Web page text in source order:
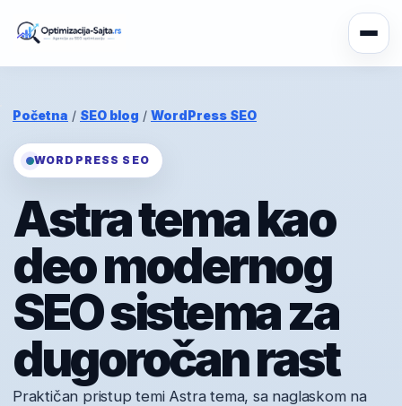
Početna / SEO blog / WordPress SEO
WORDPRESS SEO
Astra tema kao
deo modernog
SEO sistema za
dugoročan rast
Praktičan pristup temi Astra tema, sa naglaskom na